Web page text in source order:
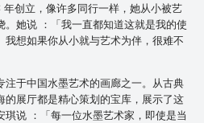
创立，像许多同行一样，她从小被艺
她说 ：「我一直都知道这就是我的使
想如果你从小就与艺术为伴，很难不
注于中国水墨艺术的画廊之一。从古典
的展厅都是精心策划的宝库，展示了这
说 ：「每一位水墨艺术家，即使是当